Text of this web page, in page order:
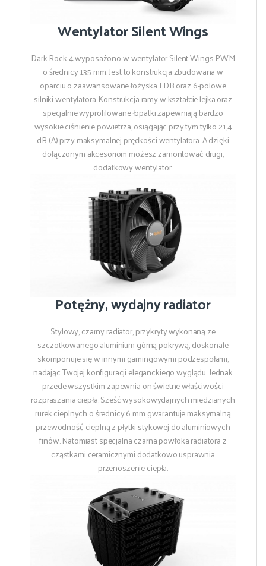
Wentylator Silent Wings
Dark Rock 4 wyposażono w wentylator Silent Wings PWM
o średnicy 135 mm. Jest to konstrukcja zbudowana w
oparciu o zaawansowane łożyska FDB oraz 6-polowe
silniki wentylatora. Konstrukcja ramy w kształcie lejka oraz
specjalnie wyprofilowane łopatki zapewniają bardzo
wysokie ciśnienie powietrza, osiągając przy tym tylko 21,4
dB (A) przy maksymalnej prędkości wentylatora. A dzięki
dołączonym akcesoriom możesz zamontować drugi,
dodatkowy wentylator.
Potężny, wydajny radiator
Stylowy, czarny radiator, przykryty wykonaną ze
szczotkowanego aluminium górną pokrywą, doskonale
skomponuje się w innymi gamingowymi podzespołami,
nadając Twojej konfiguracji eleganckiego wyglądu. Jednak
przede wszystkim zapewnia on świetne właściwości
rozpraszania ciepła. Sześć wysokowydajnych miedzianych
rurek cieplnych o średnicy 6 mm gwarantuje maksymalną
przewodność cieplną z płytki stykowej do aluminiowych
finów. Natomiast specjalna czarna powłoka radiatora z
cząstkami ceramicznymi dodatkowo usprawnia
przenoszenie ciepła.